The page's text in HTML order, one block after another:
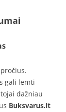
gali lemti
dažniau
Buksvarus.lt